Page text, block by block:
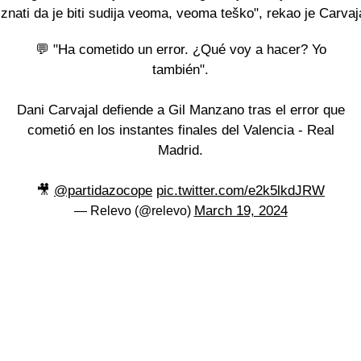
da je biti sudija veoma, veoma teško", rekao je
💬 "Ha cometido un error. ¿Qué voy a hacer? Yo
también".
Dani Carvajal defiende a Gil Manzano tras el error que
cometió en los instantes finales del Valencia - Real
Madrid.
🎥 @partidazocope pic.twitter.com/e2k5lkdJRW
— Relevo (@relevo) March 19, 2024